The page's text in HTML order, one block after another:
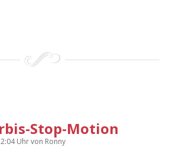
Stop-Motion
Uhrvon Ronny